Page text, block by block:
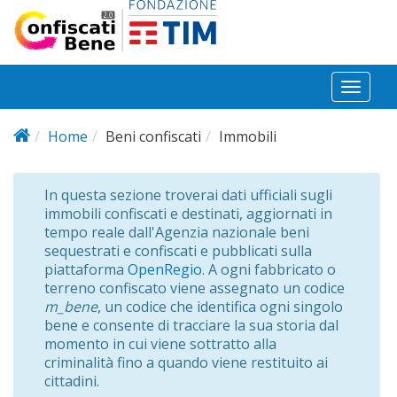
Salta al contenuto principale
Toggle
Home
Beni confiscati Immobili
In questa sezione troverai dati ufficiali sugli
immobili confiscati e destinati, aggiornati in
tempo reale dall'Agenzia nazionale beni
sequestrati e confiscati e pubblicati sulla
piattaforma OpenRegio. A ogni fabbricato o
terreno confiscato viene assegnato un codice
m_bene, un codice che identifica ogni singolo
bene e consente di tracciare la sua storia dal
momento in cui viene sottratto alla
criminalità fino a quando viene restituito ai
cittadini.